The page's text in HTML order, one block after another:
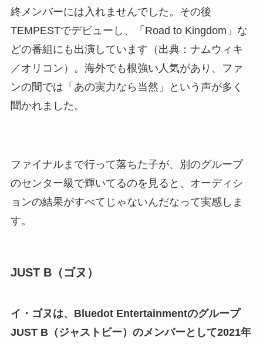
終メンバーには入れませんでした。その後
TEMPESTでデビューし、「Road to Kingdom」な
どの番組にも出演しています（出典：ナムウィキ
／オリコン）。海外でも根強い人気があり、ファ
ンの間では「あの実力なら当然」という声が多く
聞かれました。
ファイナルまで行って落ちた子が、別のグループ
のセンター級で輝いてるのを見ると、オーディシ
ョンの結果がすべてじゃないんだなって実感しま
す。
JUST B（ゴヌ）
イ・ゴヌは、Bluedot Entertainmentのグループ
JUST B（ジャストビー）のメンバーとして2021年